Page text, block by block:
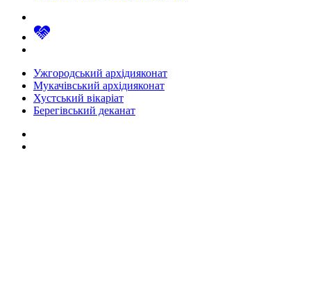
Ужгородський архідияконат
Мукачівський архідияконат
Хустський вікаріат
Берегівський деканат